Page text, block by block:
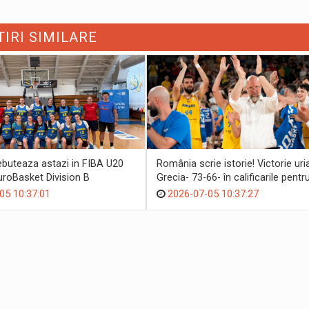
SIMILARE
astazi in FIBA U20
Division B
10:37:01
România scrie istorie! Victorie
Grecia- 73-66- în calificarile
Mondiala
2026-07-05 10:37:27